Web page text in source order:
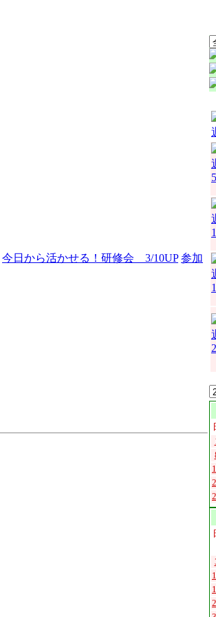
今日から活かせる！研修会 3/10UP 参加
5